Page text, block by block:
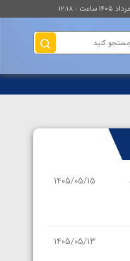
1405/05/15
1405/05/13